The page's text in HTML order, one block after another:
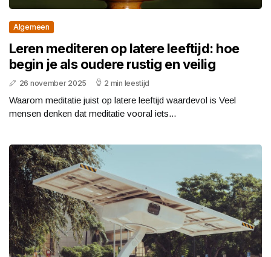
Algemeen
Leren mediteren op latere leeftijd: hoe
begin je als oudere rustig en veilig
26 november 2025 2 min leestijd
Waarom meditatie juist op latere leeftijd waardevol is Veel
mensen denken dat meditatie vooral iets...